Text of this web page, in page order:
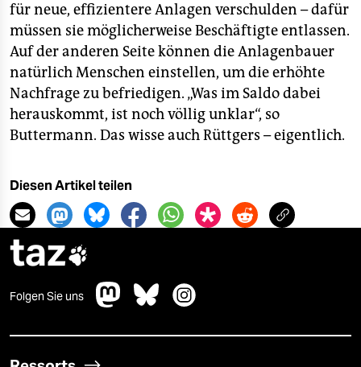
für neue, effizientere Anlagen verschulden – dafür
müssen sie möglicherweise Beschäftigte entlassen.
Auf der anderen Seite können die Anlagenbauer
natürlich Menschen einstellen, um die erhöhte
Nachfrage zu befriedigen. „Was im Saldo dabei
herauskommt, ist noch völlig unklar“, so
Buttermann. Das wisse auch Rüttgers – eigentlich.
Diesen Artikel teilen
taz
Folgen Sie uns